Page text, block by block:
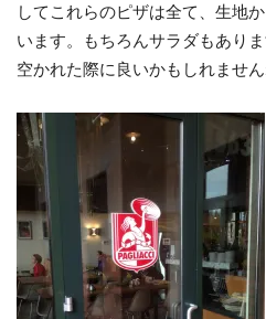
してこれらのピザは全て、生地
います。もちろんサラダもあり
空かれた際に良いかもしれません